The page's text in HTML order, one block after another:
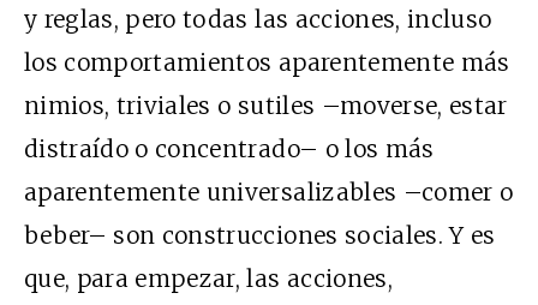
y reglas, pero todas las acciones, incluso
los comportamientos aparentemente más
nimios, triviales o sutiles –moverse, estar
distraído o concentrado– o los más
aparentemente universalizables –comer o
beber– son construcciones sociales. Y es
que, para empezar, las acciones,